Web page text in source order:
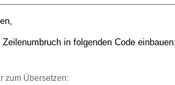
in folgenden Code einbauen:
zum Übersetzen: